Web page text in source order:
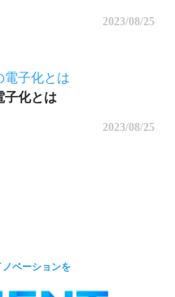
2023/08/25
子化とは
2023/08/25
ベーションを